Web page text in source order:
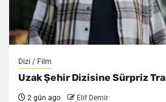
Dizi / Film
Uzak Şehir Dizisine Sürpriz
2 gün ago Elif Demir